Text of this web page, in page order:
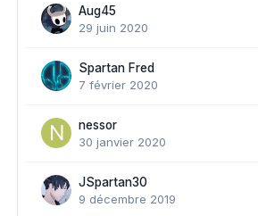
Aug45
29 juin 2020
Spartan Fred
7 février 2020
nessor
30 janvier 2020
JSpartan30
9 décembre 2019